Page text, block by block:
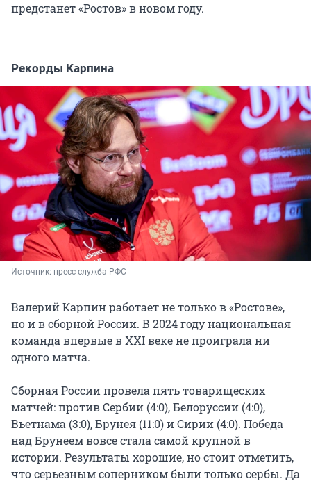
предстанет «Ростов» в новом году.
Рекорды Карпина
Источник: пресс-служба РФС
Валерий Карпин работает не только в «Ростове»,
но и в сборной России. В 2024 году национальная
команда впервые в XXI веке не проиграла ни
одного матча.
Сборная России провела пять товарищеских
матчей: против Сербии (4:0), Белоруссии (4:0),
Вьетнама (3:0), Брунея (11:0) и Сирии (4:0). Победа
над Брунеем вовсе стала самой крупной в
истории. Результаты хорошие, но стоит отметить,
что серьезным соперником были только сербы. Да